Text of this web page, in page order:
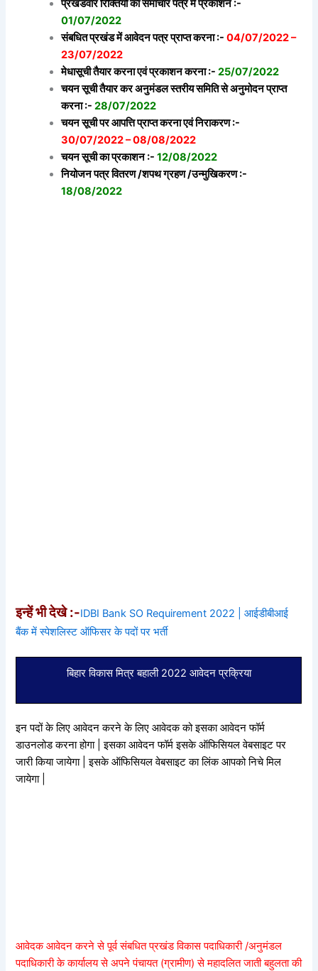
प्रखंडवार रिक्तियों का समाचार पत्र में प्रकाशन :-
01/07/2022
संबधित प्रखंड में आवेदन पत्र प्राप्त करना :- 04/07/2022 –
23/07/2022
मेधासूची तैयार करना एवं प्रकाशन करना :-25/07/2022
चयन सूची तैयार कर अनुमंडल स्तरीय समिति से अनुमोदन प्राप्त
करना :- 28/07/2022
चयन सूची पर आपत्ति प्राप्त करना एवं निराकरण :-
30/07/2022 – 08/08/2022
चयन सूची का प्रकाशन :-12/08/2022
नियोजन पत्र वितरण /शपथ ग्रहण /उन्मुखिकरण :-
18/08/2022
इन्हें भी देखे :-IDBI Bank SO Requirement 2022 | आईडीबीआई
बैंक में स्पेशलिस्ट ऑफिसर के पदों पर भर्ती
बिहार विकास मित्र बहाली 2022 आवेदन प्रक्रिया
इन पदों के लिए आवेदन करने के लिए आवेदक को इसका आवेदन फॉर्म
डाउनलोड करना होगा | इसका आवेदन फॉर्म इसके ऑफिसियल वेबसाइट पर
जारी किया जायेगा | इसके ऑफिसियल वेबसाइट का लिंक आपको निचे मिल
जायेगा |
आवेदक आवेदन करने से पूर्व संबधित प्रखंड विकास पदाधिकारी /अनुमंडल
पदाधिकारी के कार्यालय से अपने पंचायत (ग्रामीण) से महादलित जाती बहुलता की